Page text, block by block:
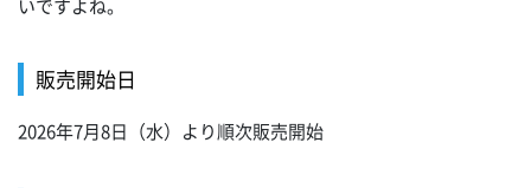
いですよね。
販売開始日
2026年7月8日（水）より順次販売開始